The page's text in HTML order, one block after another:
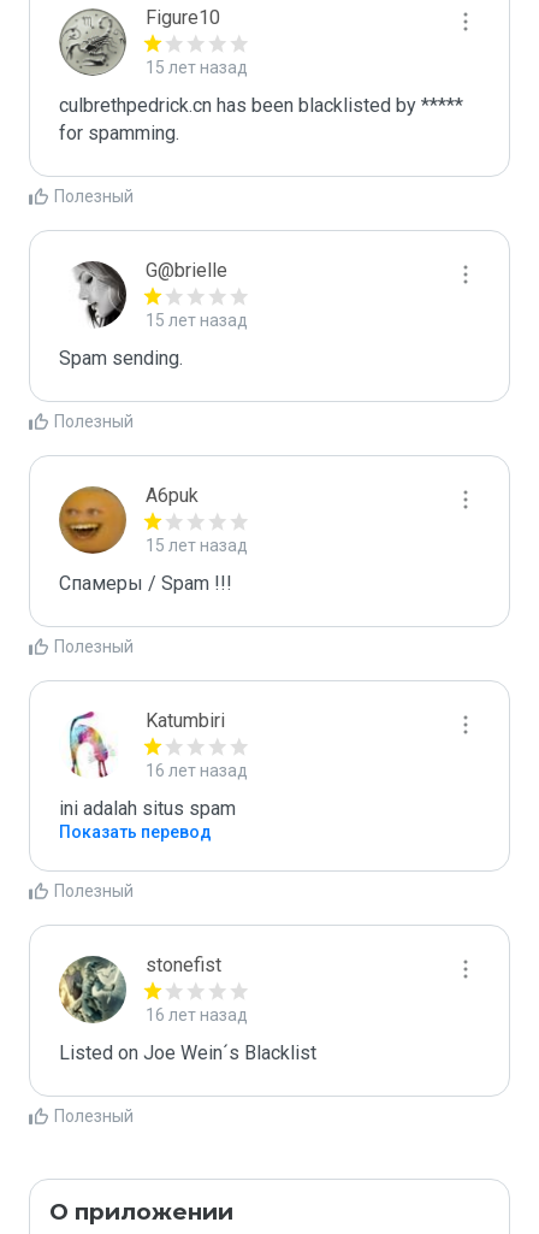
Figure10
15 лет назад
culbrethpedrick.cn has been blacklisted by *****
for spamming.
Полезный
G@brielle
15 лет назад
Spam sending.
Полезный
A6puk
15 лет назад
Спамеры / Spam !!!
Полезный
Katumbiri
16 лет назад
ini adalah situs spam
Показать перевод
Полезный
stonefist
16 лет назад
Listed on Joe Wein´s Blacklist
Полезный
О приложении